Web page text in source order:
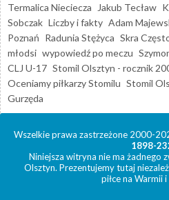
Termalica Nieciecza
Jakub Tecław
Sobczak Liczby i fakty Adam
Poznań Radunia Stężyca Skra
młodsi wypowiedź po meczu
CLJ U-17 Stomil Olsztyn - rocznik
Oceniamy piłkarzy Stomilu Stomil
Gurzęda
Wszelkie prawa zastrzeżone 2000-
1898-
Niniejsza witryna nie ma żadnego
Olsztyn. Prezentujemy tutaj
piłce na Warmii